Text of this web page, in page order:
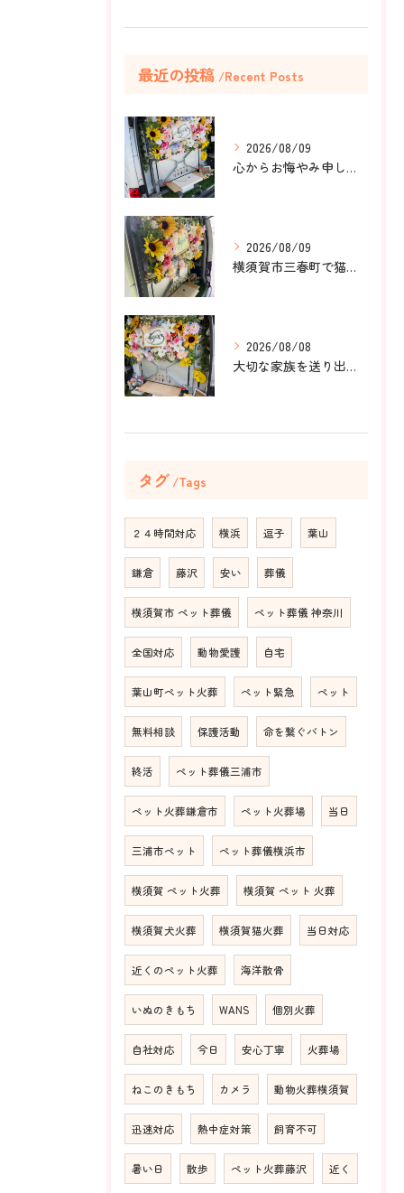
最近の投稿 Recent Posts
2026/08/09
心からお悔やみ申し上げます。
2026/08/09
横須賀市三春町で猫ちゃんのペット葬儀、ペット火葬をお手伝いさ...
2026/08/08
大切な家族を送り出すお手伝いをしました。
タグ Tags
２４時間対応 横浜 逗子 葉山
鎌倉 藤沢 安い 葬儀
横須賀市 ペット葬儀 ペット葬儀 神奈川
全国対応 動物愛護 自宅
葉山町ペット火葬 ペット緊急 ペット
無料相談 保護活動 命を繋ぐバトン
終活 ペット葬儀三浦市
ペット火葬鎌倉市 ペット火葬場 当日
三浦市ペット ペット葬儀横浜市
横須賀 ペット火葬 横須賀 ペット 火葬
横須賀犬火葬 横須賀猫火葬 当日対応
近くのペット火葬 海洋散骨
いぬのきもち WANS 個別火葬
自社対応 今日 安心丁寧 火葬場
ねこのきもち カメラ 動物火葬横須賀
迅速対応 熱中症対策 飼育不可
暑い日 散歩 ペット火葬藤沢 近く